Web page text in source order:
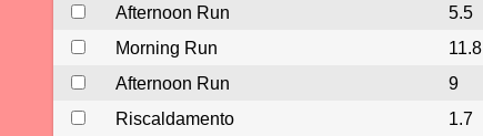
Afternoon Run
5.5
Morning Run
11.8
Afternoon Run
9
Riscaldamento
1.7